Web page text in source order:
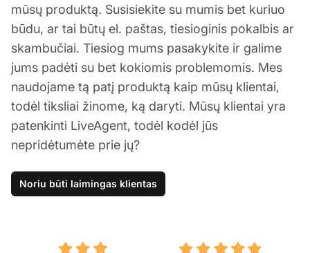
mūsų produktą. Susisiekite su mumis bet kuriuo
būdu, ar tai būtų el. paštas, tiesioginis pokalbis ar
skambučiai. Tiesiog mums pasakykite ir galime
jums padėti su bet kokiomis problemomis. Mes
naudojame tą patį produktą kaip mūsų klientai,
todėl tiksliai žinome, ką daryti. Mūsų klientai yra
patenkinti LiveAgent, todėl kodėl jūs
nepridėtumėte prie jų?
Noriu būti laimingas klientas